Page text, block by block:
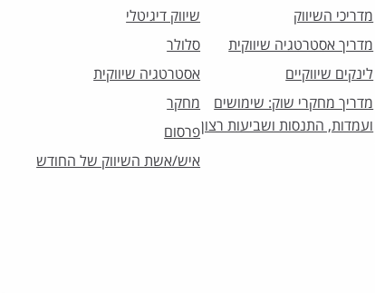
מדריכי השיווק
מדריך אסטרטגיה שיווקית
לינקים שיווקיים
מדריך מחקרי שוק: שימושים
ועמדות, התנסות ושביעות רצון
שיווק דיגיטלי
סלולר
אסטרטגיה שיווקית
מחקר
פרסום
איש/אשת השיווק של החודש